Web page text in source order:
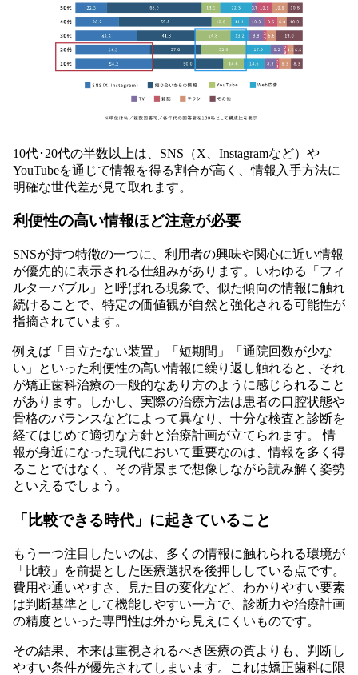
10代･20代の半数以上は、SNS（X、Instagramなど）や
YouTubeを通じて情報を得る割合が高く、情報入手方法に
明確な世代差が見て取れます。
利便性の高い情報ほど注意が必要
SNSが持つ特徴の一つに、利用者の興味や関心に近い情報
が優先的に表示される仕組みがあります。いわゆる「フィ
ルターバブル」と呼ばれる現象で、似た傾向の情報に触れ
続けることで、特定の価値観が自然と強化される可能性が
指摘されています。
例えば「目立たない装置」「短期間」「通院回数が少な
い」といった利便性の高い情報に繰り返し触れると、それ
が矯正歯科治療の一般的なあり方のように感じられること
があります。しかし、実際の治療方法は患者の口腔状態や
骨格のバランスなどによって異なり、十分な検査と診断を
経てはじめて適切な方針と治療計画が立てられます。 情
報が身近になった現代において重要なのは、情報を多く得
ることではなく、その背景まで想像しながら読み解く姿勢
といえるでしょう。
「比較できる時代」に起きていること
もう一つ注目したいのは、多くの情報に触れられる環境が
「比較」を前提とした医療選択を後押ししている点です。
費用や通いやすさ、見た目の変化など、わかりやすい要素
は判断基準として機能しやすい一方で、診断力や治療計画
の精度といった専門性は外から見えにくいものです。
その結果、本来は重視されるべき医療の質よりも、判断し
やすい条件が優先されてしまいます。これは矯正歯科に限